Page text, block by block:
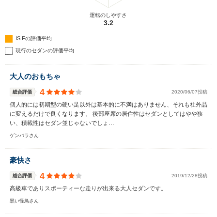
運転のしやすさ
3.2
IS Fの評価平均
現行のセダンの評価平均
大人のおもちゃ
総合評価 4 2020/06/07投稿
個人的には初期型の硬い足以外は基本的に不満はありません、それも社外品
に変えるだけで良くなります。 後部座席の居住性はセダンとしてはやや狭
い、積載性はセダン並じゃないでしょ…
ゲンバラさん
豪快さ
総合評価 4 2019/12/28投稿
高級車でありスポーティーな走りが出来る大人セダンです。
黒い怪鳥さん